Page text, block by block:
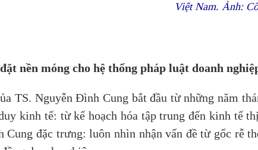
Việt Nam. Ảnh:
nền móng cho hệ thống pháp luật doanh
TS. Nguyễn Đình Cung bắt đầu từ những năm
kinh tế: từ kế hoạch hóa tập trung đến kinh tế
Cung đặc trưng: luôn nhìn nhận vấn đề từ gốc rễ